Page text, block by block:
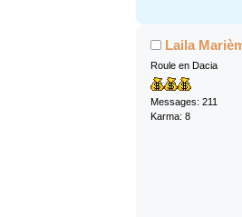
Laila
Roule en Dacia
Messages: 211
Karma: 8